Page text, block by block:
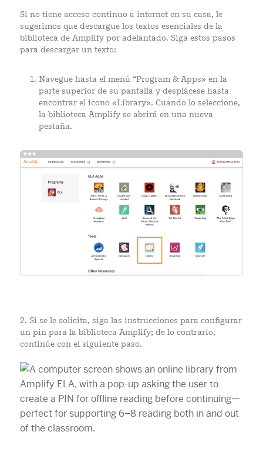
Si no tiene acceso continuo a internet en su casa, le
sugerimos que descargue los textos esenciales de la
biblioteca de Amplify por adelantado. Siga estos pasos
para descargar un texto:
Navegue hasta el menú “Program & Apps» en la
parte superior de su pantalla y desplácese hasta
encontrar el icono «Library». Cuando lo seleccione,
la biblioteca Amplify se abrirá en una nueva
pestaña.
2. Si se le solicita, siga las instrucciones para configurar
un pin para la biblioteca Amplify; de lo contrario,
continúe con el siguiente paso.